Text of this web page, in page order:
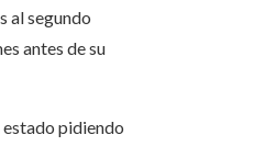
al segundo
antes de su
estado pidiendo